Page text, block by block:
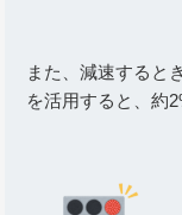
また、減速すると
を活用すると、約